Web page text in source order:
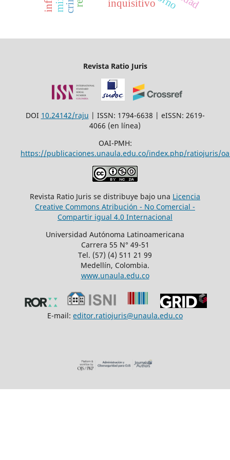
inquisitivo
Revista Ratio Juris
DOI 10.24142/raju | ISSN: 1794-6638 | eISSN: 2619-
4066 (en línea)
OAI-PMH:
https://publicaciones.unaula.edu.co/index.php/ratiojuris/
Revista Ratio Juris se distribuye bajo una Licencia
Creative Commons Atribución - No Comercial -
Compartir igual 4.0 Internacional
Universidad Autónoma Latinoamericana
Carrera 55 N° 49-51
Tel. (57) (4) 511 21 99
Medellín, Colombia.
www.unaula.edu.co
E-mail: editor.ratiojuris@unaula.edu.co